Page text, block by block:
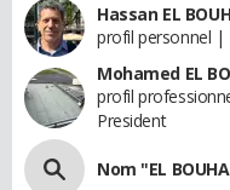
Hassan EL
profil personnel |
Mohamed EL
profil
President
Nom "EL